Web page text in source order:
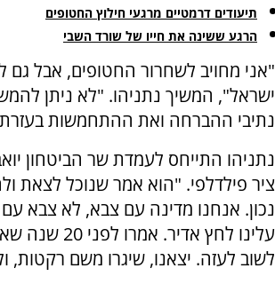
תיעודים דרמטיים מרגעי חילוץ החטופים
הרגע ששינה את חייו של שורד השבי
"אני מחויב לשחרור החטופים, אבל גם
ישראל", המשיך נתניהו. "לא ניתן
נתיבי ההברחה ואת ההתחמשות בעזרת
נתניהו התייחס לעמדת שר הביטחון
ציר פילדלפי. "הוא אמר שנוכל לצאת
נכון. אנחנו מדינה עם צבא, לא צבא עם
עלינו לחץ אדיר.
לשוב לעזה. יצאנו, שיגרו משם רקטות,